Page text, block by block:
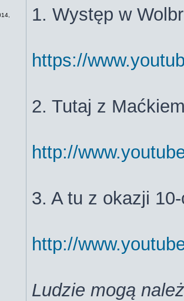
1. Występ w
https://
2. Tutaj z
http://
3. A tu z okazji
http://
Ludzie mogą